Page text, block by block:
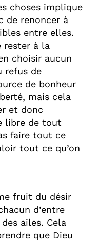
choses implique
de renoncer à
entre elles.
rester à la
choisir aucun
refus de
de bonheur
mais cela
et donc
libre de tout
faire tout ce
tout ce qu’on
fruit du désir
d’entre
ailes. Cela
que Dieu